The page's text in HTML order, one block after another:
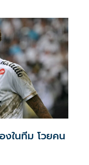
ารอินเทอร์เน็ตเพื่อ
นำคำให้การของ
ข้องกับคดีฮั้วเลือก
รณ
งในทีม โวยคน